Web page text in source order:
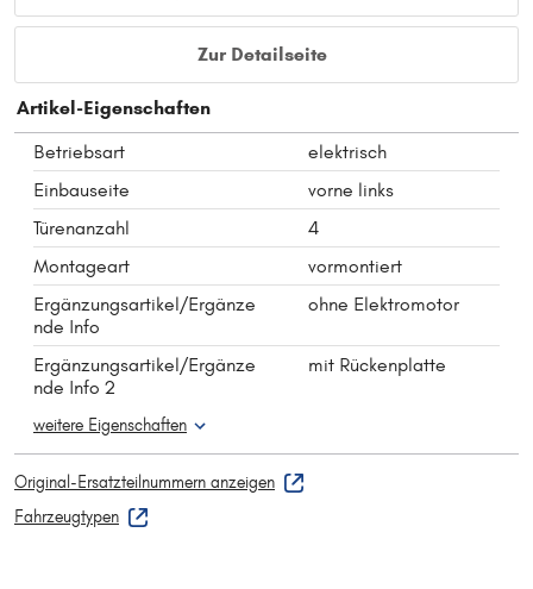
Zur Detailseite
Artikel-Eigenschaften
Betriebsart
elektrisch
Einbauseite
vorne links
Türenanzahl
4
Montageart
vormontiert
Ergänzungsartikel/Ergänze
nde Info
ohne Elektromotor
Ergänzungsartikel/Ergänze
nde Info 2
mit Rückenplatte
weitere Eigenschaften
Original-Ersatzteilnummern anzeigen
Fahrzeugtypen